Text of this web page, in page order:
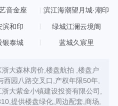
音金座 滨江海潮望月城·潮印
滨和印 绿城江澜云境阁
银泰城 蓝城久宸里
大森林房价,楼盘航拍 ,楼盘户
园八路交叉口,产权年限50年,
大紫金小镇建设投资有限公司,
提供楼盘绿化,周边配套,商场,